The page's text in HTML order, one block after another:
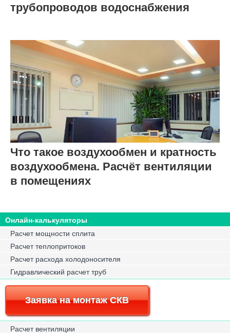
трубопроводов водоснабжения
Что такое воздухообмен и кратность
воздухообмена. Расчёт вентиляции
в помещениях
Онлайн-калькуляторы
Расчет мощности сплита
Расчет теплопритоков
Расчет расхода холодоносителя
Гидравлический расчет труб
Заявка на монтаж СКВ
Расчет вентиляции